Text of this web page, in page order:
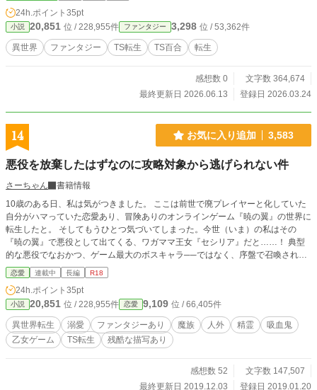
24h.ポイント 35pt
小説 20,851 位 / 228,955件 ファンタジー 3,298 位 / 53,362件
異世界 ファンタジー TS転生 TS百合 転生
感想数 0
文字数 364,674
最終更新日 2026.06.13
登録日 2026.03.24
14 お気に入り追加 3,583
悪役を放棄したはずなのに攻略対象から逃げられない件
さーちゃん
書籍情報
10歳のある日、私は気がつきました。 ここは前世で廃プレイヤーと化していた
自分がハマっていた恋愛あり、冒険ありのオンラインゲーム『暁の翼』の世界に
転生したと。 そしてもうひとつ気づいてしまった。今世（いま）の私はその
『暁の翼』で悪役として出てくる、ワガママ王女『セシリア』だと……！ 典型
的な悪役でなおかつ、ゲーム最大のボスキャラ──ではなく、序盤で召喚されて
間もない主人公（ヒロイン）に割とあっさりやられて、国外追放。ゲーム終盤に
も一応出てくるものの、敵国側に寝返り、主人公を襲うも、またもやあっさり今
度は討伐（魔落ちしていたため）される、ラスボスどころかボスですらない、な
んとも中途半端な雑魚キャラだ。 ゲーム通りに殺される未来なんてごめん被
る。現状、王である父からは愛されておらず、捨て置かれている『忌み児の王
女』扱い。ならこちらから縁を切ってやる！と決意し、城を脱出。前世の知識を
活かし、冒険者に。 ところが数年後。ゲームの破滅フラグを回避出来て自由を
ってしまった。 悪役に仕立てあげようとするゲームヒロインはいいとして（よ
くはないけど、想定内だし）。問題なのは何故かヒロインではなく私を口説いて
恋愛 連載中 長編 R18
24h.ポイント 35pt
小説 20,851 位 / 228,955件 恋愛 9,109 位 / 66,405件
異世界転生 溺愛 ファンタジーあり 魔族 人外 精霊
吸血鬼
乙女ゲーム
TS転生 残酷な描写あり
感想数 52
文字数 147,507
最終更新日 2019.12.03
登録日 2019.01.20